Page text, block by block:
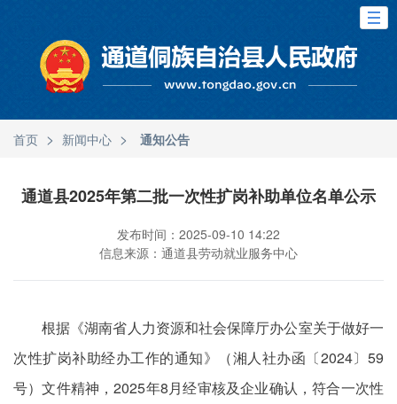
首页 > 新闻中心 > 通知公告
通道县2025年第二批一次性扩岗补助单位名单公示
发布时间：2025-09-10 14:22
信息来源：通道县劳动就业服务中心
根据《湖南省人力资源和社会保障厅办公室关于做好一
次性扩岗补助经办工作的通知》（湘人社办函〔2024〕59
号）文件精神，2025年8月经审核及企业确认，符合一次性